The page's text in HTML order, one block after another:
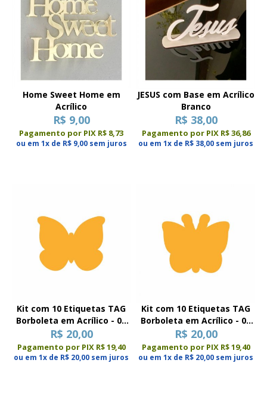
Home Sweet Home em
Acrílico
R$ 9,00
Pagamento por PIX R$ 8,73
ou em 1x de R$ 9,00 sem juros
JESUS com Base em Acrílico
Branco
R$ 38,00
Pagamento por PIX R$ 36,86
ou em 1x de R$ 38,00 sem juros
Kit com 10 Etiquetas TAG
Borboleta em Acrílico - 01
(P-M-G)
R$ 20,00
Pagamento por PIX R$ 19,40
ou em 1x de R$ 20,00 sem juros
Kit com 10 Etiquetas TAG
Borboleta em Acrílico - 02
(P-M-G)
R$ 20,00
Pagamento por PIX R$ 19,40
ou em 1x de R$ 20,00 sem juros